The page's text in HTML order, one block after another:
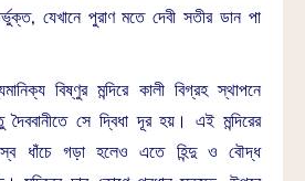
যেখানে পুরাণ মতে দেবী সতীর ডান পা
বিষ্ণুর মন্দিরে কালী বিগ্রহ স্থাপনে
সে দ্বিধা দূর হয়। এই মন্দিরের
ধাঁচে গড়া হলেও এতে হিন্দু ও বৌদ্ধ